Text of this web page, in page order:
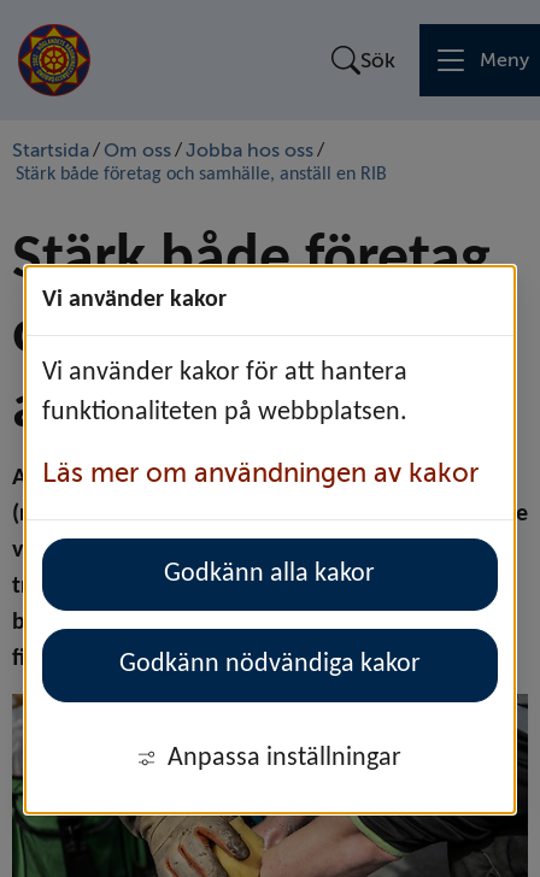
Vi använder kakor
Vi använder kakor för att hantera
funktionaliteten på webbplatsen.
Läs mer om användningen av kakor
Godkänn alla kakor
Godkänn nödvändiga kakor
Anpassa inställningar
Sök Meny
Startsida/ Om oss/Jobba hos oss/
Stärk både företag och samhälle, anställ en RIB
Stärk både företag
och samhälle,
anställ en RIB
Att låta en medarbetare vara RIB
(räddningstjänstpersonal i beredskap) gynnar både
verksamheten och det lokala samhället. Ni får en
trygg och utbildad resurs på arbetsplatsen och
bidrar samtidigt till att räddningstjänsten kan
finnas nära när olyckan är framme.